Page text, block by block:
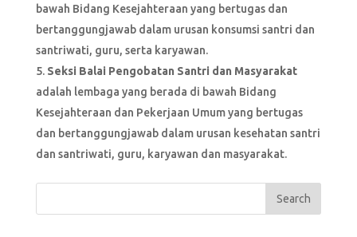
bawah Bidang Kesejahteraan yang bertugas dan
bertanggungjawab dalam urusan konsumsi santri dan
santriwati, guru, serta karyawan.
Seksi Balai Pengobatan Santri dan Masyarakat
adalah lembaga yang berada di bawah Bidang
Kesejahteraan dan Pekerjaan Umum yang bertugas
dan bertanggungjawab dalam urusan kesehatan santri
dan santriwati, guru, karyawan dan masyarakat.